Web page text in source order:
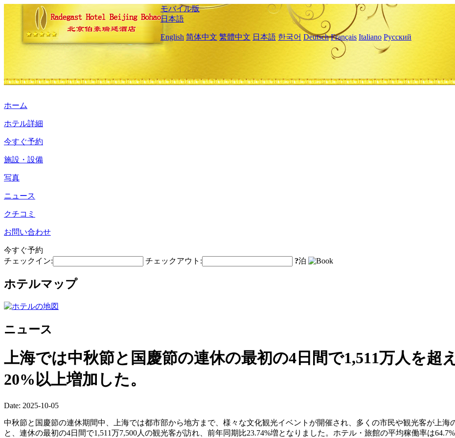
モバイル版
日本語
English 简体中文 繁體中文 日本語 한국어 Deutsch Français Italiano Русский
ホーム
ホテル詳細
今すぐ予約
施設・設備
写真
ニュース
クチコミ
お問い合わせ
今すぐ予約
チェックイン:
チェックアウト: ?泊
ホテルマップ
ニュース
上海では中秋節と国慶節の連休の最初の4日間で1,511万人を超
20%以上増加した。
Date: 2025-10-05
中秋節と国慶節の連休期間中、上海では都市部から地方まで、様々な文化観光イベントが開催され、多くの市民や観光客が上
と、連休の最初の4日間で1,511万7,500人の観光客が訪れ、前年同期比23.74%増となりました。ホテル・旅館の平均稼働率は